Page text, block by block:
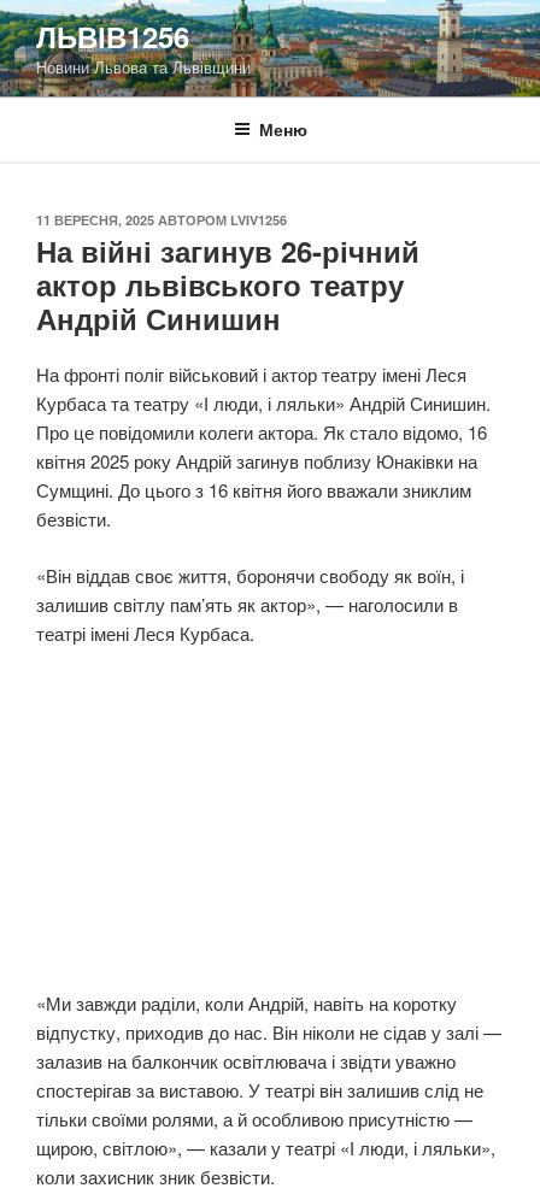
Перейти
до
вмісту
ЛЬВІВ1256
Новини Львова та Львівщини
Меню
ОПУБЛІКОВАНО
11 ВЕРЕСНЯ, 2025 АВТОРОМ LVIV1256
На війні загинув 26-річний
актор львівського театру
Андрій Синишин
На фронті поліг військовий і актор театру імені Леся
Курбаса та театру «І люди, і ляльки» Андрій Синишин.
Про це повідомили колеги актора. Як стало відомо, 16
квітня 2025 року Андрій загинув поблизу Юнаківки на
Сумщині. До цього з 16 квітня його вважали зниклим
безвісти.
«Він віддав своє життя, боронячи свободу як воїн, і
залишив світлу пам’ять як актор», — наголосили в
театрі імені Леся Курбаса.
«Ми завжди раділи, коли Андрій, навіть на коротку
відпустку, приходив до нас. Він ніколи не сідав у залі —
залазив на балкончик освітлювача і звідти уважно
спостерігав за виставою. У театрі він залишив слід не
тільки своїми ролями, а й особливою присутністю —
щирою, світлою», — казали у театрі «І люди, і ляльки»,
коли захисник зник безвісти.